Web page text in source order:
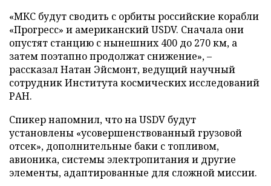
«МКС будут сводить с орбиты российские корабли
«Прогресс» и американский USDV. Сначала они
опустят станцию с нынешних 400 до 270 км, а
затем поэтапно продолжат снижение», –
рассказал Натан Эйсмонт, ведущий научный
сотрудник Института космических исследований
РАН.
Спикер напомнил, что на USDV будут
установлены «усовершенствованный грузовой
отсек», дополнительные баки с топливом,
авионика, системы электропитания и другие
элементы, адаптированные для сложной миссии.